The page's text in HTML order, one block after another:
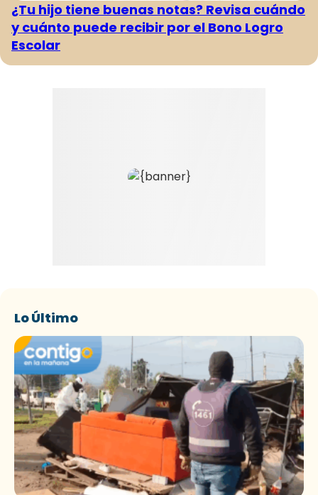
¿Tu hijo tiene buenas notas? Revisa cuándo
y cuánto puede recibir por el Bono Logro
Escolar
Lo Último